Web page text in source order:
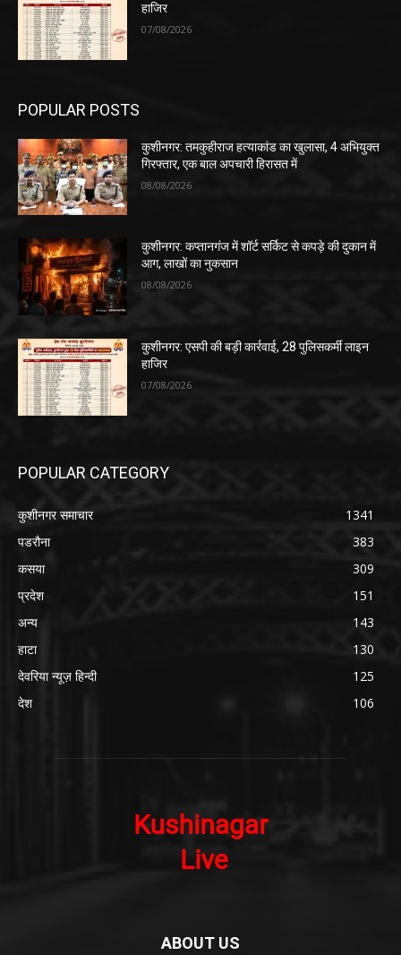
हाजिर
07/08/2026
POPULAR POSTS
कुशीनगर: तमकुहीराज हत्याकांड का खुलासा, 4 अभियुक्त
गिरफ्तार, एक बाल अपचारी हिरासत में
08/08/2026
कुशीनगर: कप्तानगंज में शॉर्ट सर्किट से कपड़े की दुकान में
आग, लाखों का नुकसान
08/08/2026
कुशीनगर: एसपी की बड़ी कार्रवाई, 28 पुलिसकर्मी लाइन
हाजिर
07/08/2026
POPULAR CATEGORY
कुशीनगर समाचार
1341
पडरौना
383
कसया
309
प्रदेश
151
अन्य
143
हाटा
130
देवरिया न्यूज़ हिन्दी
125
देश
106
ABOUT US